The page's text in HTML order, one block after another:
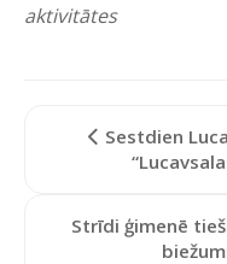
aktivitātes
Sestdien
Strīdi ģimenē